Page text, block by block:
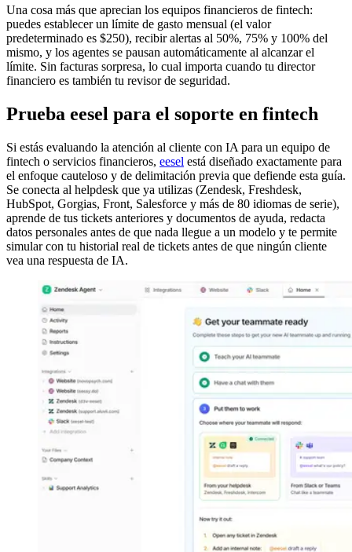
Una cosa más que aprecian los equipos financieros de fintech:
puedes establecer un límite de gasto mensual (el valor
predeterminado es $250), recibir alertas al 50%, 75% y 100% del
mismo, y los agentes se pausan automáticamente al alcanzar el
límite. Sin facturas sorpresa, lo cual importa cuando tu director
financiero es también tu revisor de seguridad.
Prueba eesel para el soporte en fintech
Si estás evaluando la atención al cliente con IA para un equipo de
fintech o servicios financieros, eesel está diseñado exactamente para
el enfoque cauteloso y de delimitación previa que defiende esta guía.
Se conecta al helpdesk que ya utilizas (Zendesk, Freshdesk,
HubSpot, Gorgias, Front, Salesforce y más de 80 idiomas de serie),
aprende de tus tickets anteriores y documentos de ayuda, redacta
datos personales antes de que nada llegue a un modelo y te permite
simular con tu historial real de tickets antes de que ningún cliente
vea una respuesta de IA.